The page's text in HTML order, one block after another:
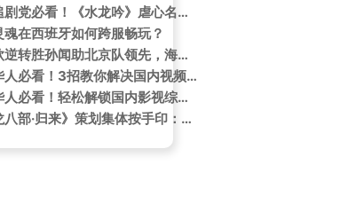
海外追剧党必看！《水龙吟》虐心名场面背后的播放难题破解指南
魂在西班牙如何跨服畅玩？
王楚钦逆转胜孙闻助北京队领先，海外华人如何突破观赛限制看全运
海外华人必看！3招教你解决国内视频平台地区限制，王曼昱蒯曼女双决赛不错过
海外华人必看！轻松解锁国内影视综艺，明星同款内容随心看
《天龙八部·归来》策划集体按手印：这次玩真的？老玩家看完承诺书直呼内行